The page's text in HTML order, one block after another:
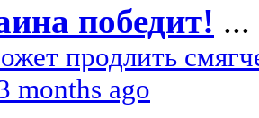
победит! ...
продлить
months ago